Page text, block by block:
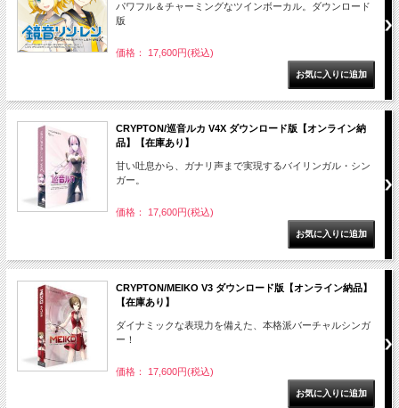
パワフル＆チャーミングなツインボーカル。ダウンロード
版
価格： 17,600円(税込)
CRYPTON/巡音ルカ V4X ダウンロード版【オンライン納
品】【在庫あり】
甘い吐息から、ガナリ声まで実現するバイリンガル・シン
ガー。
価格： 17,600円(税込)
CRYPTON/MEIKO V3 ダウンロード版【オンライン納品】
【在庫あり】
ダイナミックな表現力を備えた、本格派バーチャルシンガ
ー！
価格： 17,600円(税込)